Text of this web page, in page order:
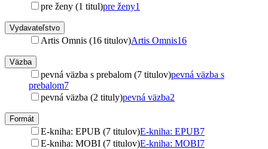
pre ženy (1 titul)pre ženy1
Vydavateľstvo
Artis Omnis (16 titulov)Artis Omnis16
Väzba
pevná väzba s prebalom (7 titulov)pevná väzba s
prebalom7
pevná väzba (2 tituly)pevná väzba2
Formát
E-kniha: EPUB (7 titulov)E-kniha: EPUB7
E-kniha: MOBI (7 titulov)E-kniha: MOBI7